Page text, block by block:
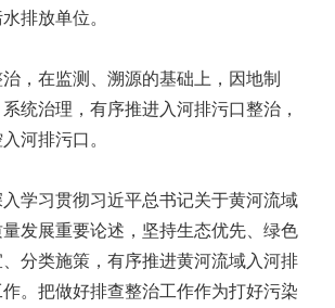
排放单位。
，在监测、溯源的基础上，因地制
统治理，有序推进入河排污口整治，
河排污口。
学习贯彻习近平总书记关于黄河流域
发展重要论述，坚持生态优先、绿色
分类施策，有序推进黄河流域入河排
。把做好排查整治工作作为打好污染